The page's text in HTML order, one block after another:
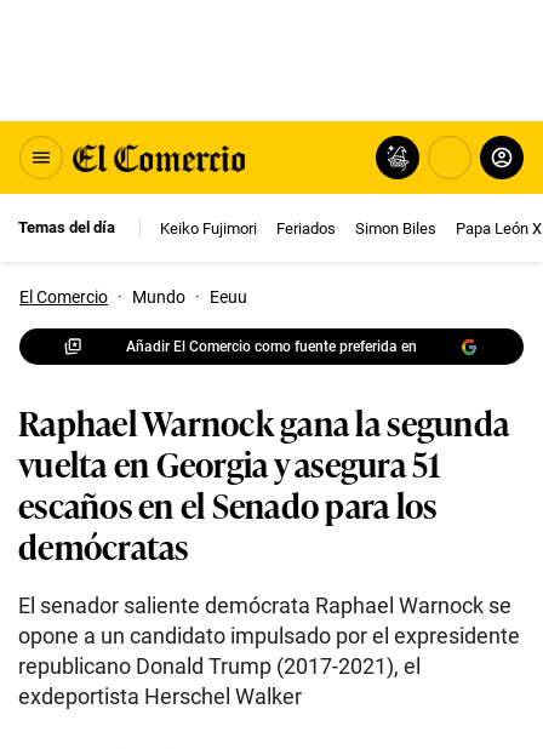
Temas del día Keiko Fujimori Feriados Simon Biles Papa León
El Comercio · Mundo · Eeuu
Añadir El Comercio como fuente preferida en
Raphael Warnock gana la segunda
vuelta en Georgia y asegura 51
escaños en el Senado para los
demócratas
El senador saliente demócrata Raphael Warnock se
opone a un candidato impulsado por el expresidente
republicano Donald Trump (2017-2021), el
exdeportista Herschel Walker